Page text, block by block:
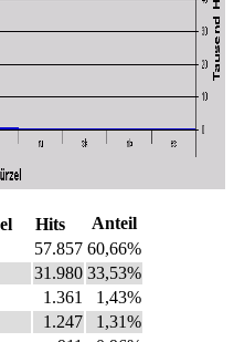
Hits
Anteil
57.857 60,66%
31.980 33,53%
1.361
1,43%
1.247
1,31%